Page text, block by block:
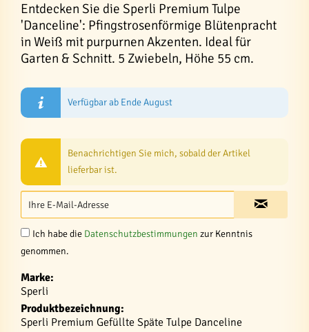
Entdecken Sie die Sperli Premium Tulpe
'Danceline': Pfingstrosenförmige Blütenpracht
in Weiß mit purpurnen Akzenten. Ideal für
Garten & Schnitt. 5 Zwiebeln, Höhe 55 cm.
Verfügbar ab Ende August
Benachrichtigen Sie mich, sobald der Artikel
lieferbar ist.
Ich habe die Datenschutzbestimmungen zur Kenntnis
genommen.
Marke:
Sperli
Produktbezeichnung:
Sperli Premium Gefüllte Späte Tulpe Danceline